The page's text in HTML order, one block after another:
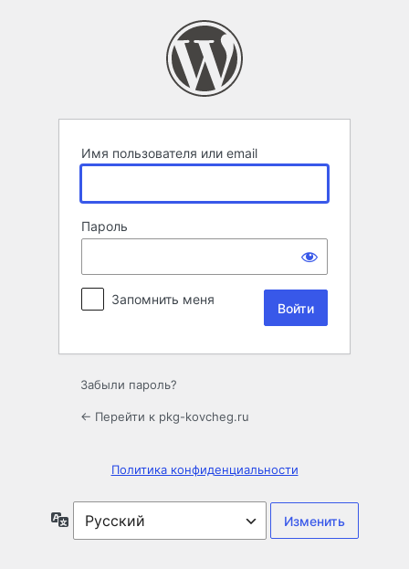
Имя пользователя или email
Пароль
Запомнить меня
Забыли пароль?
← Перейти к pkg-kovcheg.ru
Политика конфиденциальности
Язык